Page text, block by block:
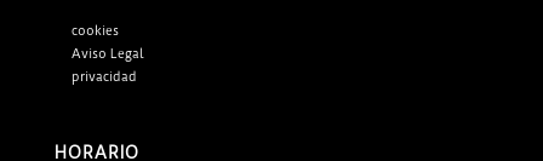
cookies
Aviso Legal
privacidad
HORARIO